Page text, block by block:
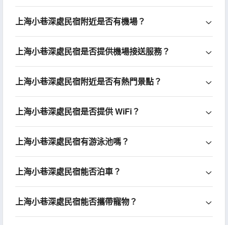
上海小巷深處民宿附近是否有機場？
上海小巷深處民宿是否提供機場接送服務？
上海小巷深處民宿附近是否有熱門景點？
上海小巷深處民宿是否提供 WiFi？
上海小巷深處民宿有游泳池嗎？
上海小巷深處民宿能否泊車？
上海小巷深處民宿能否攜帶寵物？